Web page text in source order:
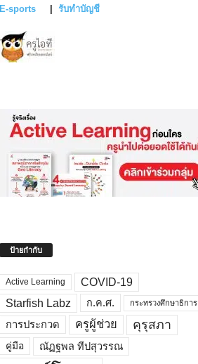
E-sports รับทำบัญชี
ป้ายกำกับ
Active Learning
COVID-19
Starfish Labz
ก.ค.ศ. กระทรวงศึกษาธิการ
การประกวด ครูผู้ช่วย คุรุสภา
คู่มือ ณัฏฐพล ทีปสุวรรณ